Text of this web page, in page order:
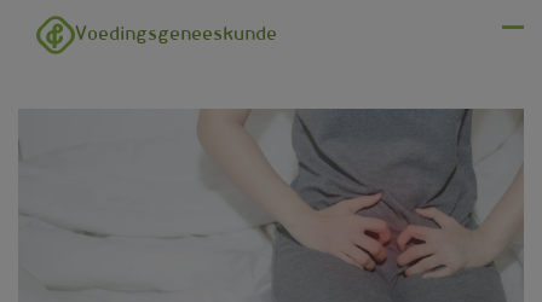
Overslaan en naar de inhoud gaan
Voedingsgeneeskunde